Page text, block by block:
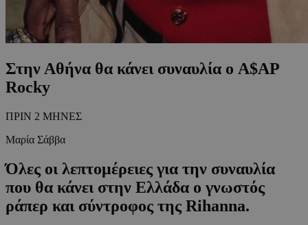
Στην Αθήνα θα κάνει συναυλία ο A$AP
Rocky
ΠΡΙΝ 2 ΜΗΝΕΣ
Μαρία Σάββα
Όλες οι λεπτομέρειες για την συναυλία
που θα κάνει στην Ελλάδα ο γνωστός
ράπερ και σύντροφος της Rihanna.